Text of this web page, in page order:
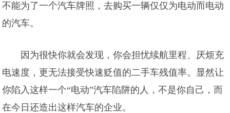
不能为了一个汽车牌照，去购买一辆仅仅为电动而电动
的汽车。
因为很快你就会发现，你会担忧续航里程、厌烦充
电速度，更无法接受快速贬值的二手车残值率。显然让
你陷入这样一个“电动”汽车陷阱的人，不是你自己，而
在今日还造出这样汽车的企业。